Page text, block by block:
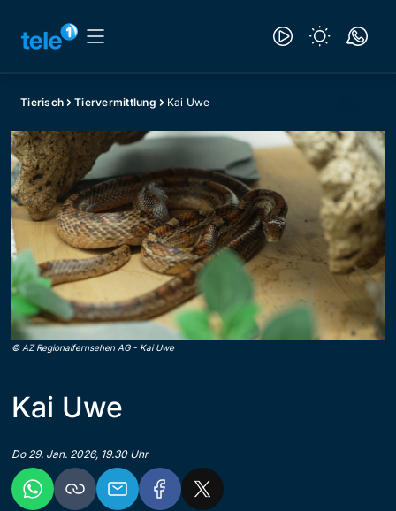
Tierisch Tiervermittlung Kai Uwe
© AZ Regionalfernsehen AG- Kai Uwe
Kai Uwe
Do 29. Jan. 2026, 19.30 Uhr